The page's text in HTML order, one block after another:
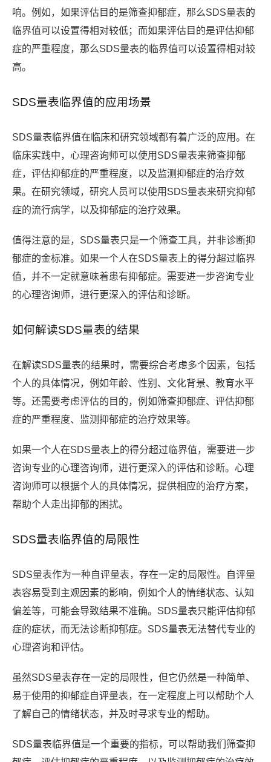
响。例如，如果评估目的是筛查抑郁症，那么SDS量表的
临界值可以设置得相对较低；而如果评估目的是评估抑郁
症的严重程度，那么SDS量表的临界值可以设置得相对较
高。
SDS量表临界值的应用场景
SDS量表临界值在临床和研究领域都有着广泛的应用。在
临床实践中，心理咨询师可以使用SDS量表来筛查抑郁
症，评估抑郁症的严重程度，以及监测抑郁症的治疗效
果。在研究领域，研究人员可以使用SDS量表来研究抑郁
症的流行病学，以及抑郁症的治疗效果。
值得注意的是，SDS量表只是一个筛查工具，并非诊断抑
郁症的金标准。如果一个人在SDS量表上的得分超过临界
值，并不一定就意味着患有抑郁症。需要进一步咨询专业
的心理咨询师，进行更深入的评估和诊断。
如何解读SDS量表的结果
在解读SDS量表的结果时，需要综合考虑多个因素，包括
个人的具体情况，例如年龄、性别、文化背景、教育水平
等。还需要考虑评估的目的，例如筛查抑郁症、评估抑郁
症的严重程度、监测抑郁症的治疗效果等。
如果一个人在SDS量表上的得分超过临界值，需要进一步
咨询专业的心理咨询师，进行更深入的评估和诊断。心理
咨询师可以根据个人的具体情况，提供相应的治疗方案，
帮助个人走出抑郁的困扰。
SDS量表临界值的局限性
SDS量表作为一种自评量表，存在一定的局限性。自评量
表容易受到主观因素的影响，例如个人的情绪状态、认知
偏差等，可能会导致结果不准确。SDS量表只能评估抑郁
症的症状，而无法诊断抑郁症。SDS量表无法替代专业的
心理咨询和评估。
虽然SDS量表存在一定的局限性，但它仍然是一种简单、
易于使用的抑郁症自评量表，在一定程度上可以帮助个人
了解自己的情绪状态，并及时寻求专业的帮助。
SDS量表临界值是一个重要的指标，可以帮助我们筛查抑